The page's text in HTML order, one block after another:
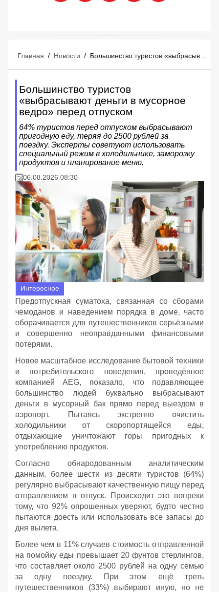
Главная / Новости /
Большинство туристов
«выбрасывают деньги в мусорное
ведро» перед отпуском
64% туристов перед отпуском выбрасывают
пригодную еду, теряя до 2500 рублей за
поездку. Эксперты советуют использовать
специальный режим в холодильнике, заморозку
продуктов и планирование меню.
06.08.2026 08:30
Интересное
Предотпускная суматоха, связанная со сборами
чемоданов и наведением порядка в доме, часто
оборачивается для путешественников серьёзными
и совершенно неоправданными финансовыми
потерями.
Новое масштабное исследование бытовой техники
и потребительского поведения, проведённое
компанией AEG, показало, что подавляющее
большинство людей буквально выбрасывают
деньги в мусорный бак прямо перед выездом в
аэропорт. Пытаясь экстренно очистить
холодильники от скоропортящейся еды,
отдыхающие уничтожают горы пригодных к
употреблению продуктов.
Согласно обнародованным аналитическим
данным, более шести из десяти туристов (64%)
регулярно выбрасывают качественную пищу перед
отправлением в отпуск. Происходит это вопреки
тому, что 92% опрошенных уверяют, будто честно
пытаются доесть или использовать все запасы до
дня вылета.
Более чем в 11% случаев стоимость отправленной
на помойку еды превышает 20 фунтов стерлингов,
что составляет около 2500 рублей на одну семью
за одну поездку. При этом ещё треть
путешественников (33%) выбирают иную, но не